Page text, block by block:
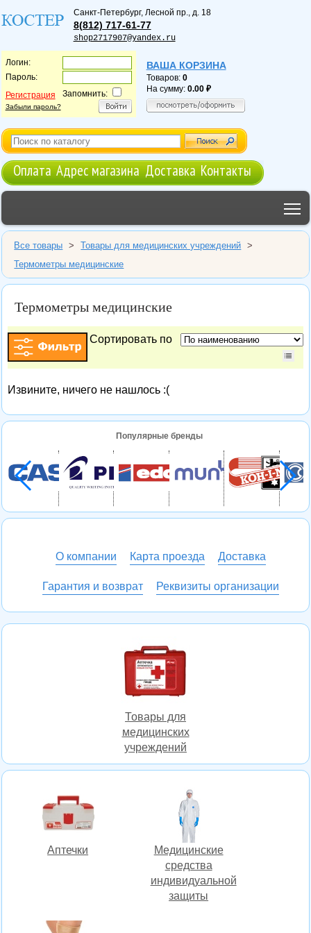
Санкт-Петербург, Лесной пр., д. 18
8(812) 717-61-77
shop2717907@yandex.ru
Логин:
Пароль:
Регистрация
Забыли пароль?
Запомнить:
ВАША КОРЗИНА
Товаров: 0
На сумму: 0.00
Оплата Адрес магазина Доставка Контакты
Все товары > Товары для медицинских учреждений
>
Термометры медицинские
Товары для
медицинских
учреждений
Аптечки
Медицинские
средства
индивидуальной
защиты
Термометры медицинские
Сортировать по
Извините, ничего не нашлось :(
Популярные бренды
О компании Карта проезда Доставка
Гарантия и возврат Реквизиты организации